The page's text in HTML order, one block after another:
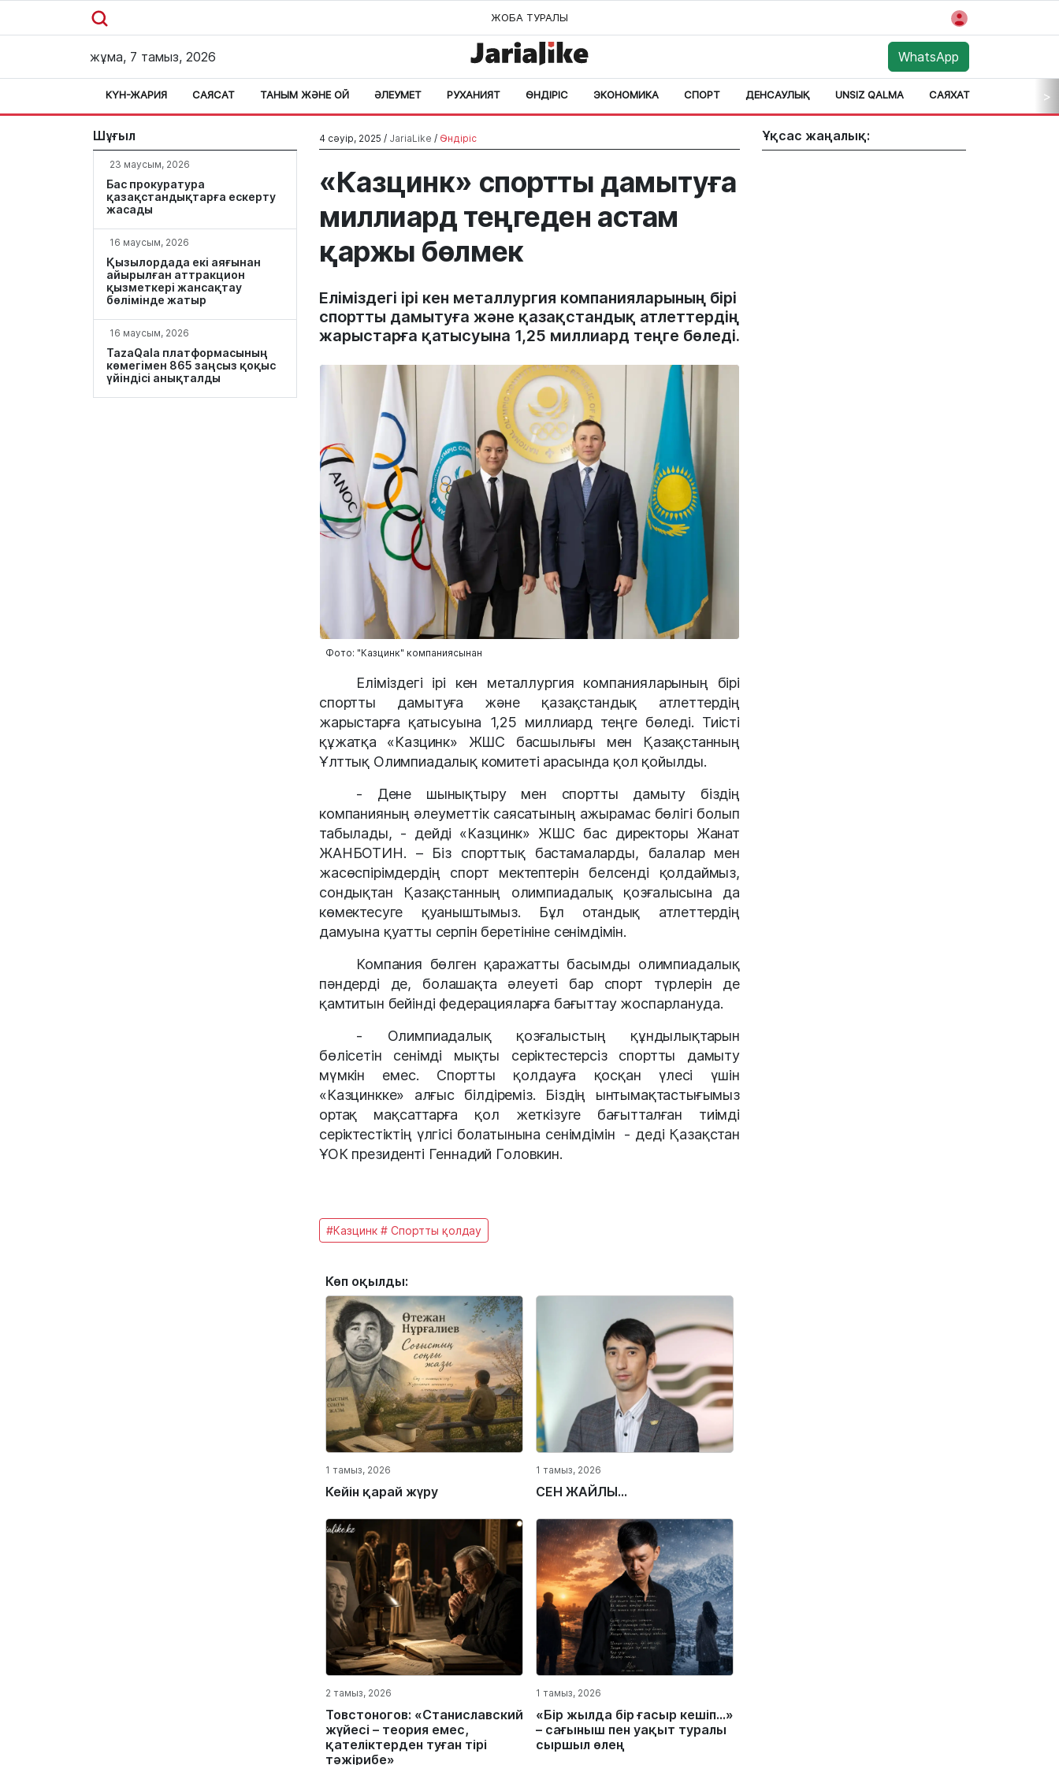
ЖОБА ТУРАЛЫ
жұма, 7 тамыз, 2026 WhatsApp
КҮН-ЖАРИЯ САЯСАТ ТАНЫМ ЖӘНЕ ОЙ ӘЛЕУМЕТ РУХАНИЯТ ӨНДІРІС ЭКОНОМИКА СПОРТ ДЕНСАУЛЫҚ UNSIZ QALMA САЯХАТ >
Шұғыл
23 маусым, 2026
Бас прокуратура
қазақстандықтарға ескерту
жасады
16 маусым, 2026
Қызылордада екі аяғынан
айырылған аттракцион
қызметкері жансақтау
бөлімінде жатыр
16 маусым, 2026
TazaQala платформасының
көмегімен 865 заңсыз қоқыс
үйіндісі анықталды
4 сәуір, 2025 / JariaLike / Өндіріс
«Казцинк» спортты дамытуға
миллиард теңгеден астам
қаржы бөлмек
Еліміздегі ірі кен металлургия компанияларының бірі
спортты дамытуға және қазақстандық атлеттердің
жарыстарға қатысуына 1,25 миллиард теңге бөледі.
Фото: "Казцинк" компаниясынан
Еліміздегі ірі кен металлургия компанияларының бірі
спортты дамытуға және қазақстандық атлеттердің
жарыстарға қатысуына 1,25 миллиард теңге бөледі. Тиісті
құжатқа «Казцинк» ЖШС басшылығы мен Қазақстанның
Ұлттық Олимпиадалық комитеті арасында қол қойылды.
- Дене шынықтыру мен спортты дамыту біздің
компанияның әлеуметтік саясатының ажырамас бөлігі болып
табылады, - дейді «Казцинк» ЖШС бас директоры Жанат
ЖАНБОТИН. – Біз спорттық бастамаларды, балалар мен
жасөспірімдердің спорт мектептерін белсенді қолдаймыз,
сондықтан Қазақстанның олимпиадалық қозғалысына да
көмектесуге қуаныштымыз. Бұл отандық атлеттердің
дамуына қуатты серпін беретініне сенімдімін.
Компания бөлген қаражатты басымды олимпиадалық
пәндерді де, болашақта әлеуеті бар спорт түрлерін де
қамтитын бейінді федерацияларға бағыттау жоспарлануда.
- Олимпиадалық қозғалыстың құндылықтарын
бөлісетін сенімді мықты серіктестерсіз спортты дамыту
мүмкін емес. Спортты қолдауға қосқан үлесі үшін
«Казцинкке» алғыс білдіреміз. Біздің ынтымақтастығымыз
ортақ мақсаттарға қол жеткізуге бағытталған тиімді
серіктестіктің үлгісі болатынына сенімдімін - деді Қазақстан
ҰОК президенті Геннадий Головкин.
#Казцинк # Спортты қолдау
Көп оқылды:
1 тамыз, 2026
Кейін қарай жүру
1 тамыз, 2026
СЕН ЖАЙЛЫ...
2 тамыз, 2026
Товстоногов: «Станиславский
жүйесі – теория емес,
қателіктерден туған тірі
тәжірибе»
1 тамыз, 2026
«Бір жылда бір ғасыр кешіп…»
– сағыныш пен уақыт туралы
сыршыл өлең
Ұқсас жаңалық: